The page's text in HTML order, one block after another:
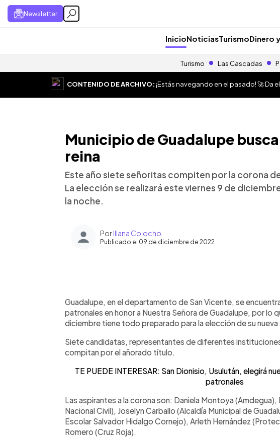
Newsletter
InicioNoticiasTurismoDinero
Turismo Las Cascadas
CONTENIDO DE ARCHIVO:¡Estás navegando en el pasado! 🚀 Da
Municipio de Guadalupe busca
reina
Este año siete señoritas compiten por la corona
La elección se realizará este viernes 9 de
la noche.
PorIliana Colocho
Publicado el 09 de diciembre de 2022
Escuchar artículo
Guadalupe, en el departamento de San Vicente, se
patronales en honor a Nuestra Señora de Guadalupe, por lo
diciembre tiene todo preparado para la elección de su nueva
Siete candidatas, representantes de diferentes
compitan por el añorado título.
TE PUEDE INTERESAR: San Dionisio, Usulután, elegirá
patronales
Las aspirantes a la corona son: Daniela Montoya (Amdegua),
Nacional Civil), Joselyn Carballo (Alcaldía Municipal de
Escolar Salvador Hidalgo Cornejo), Arleth Hernández
Romero (Cruz Roja).